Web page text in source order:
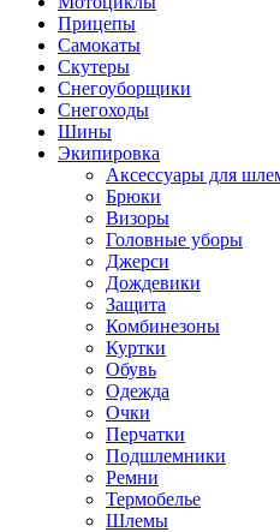
Прицепы
Самокаты
Скутеры
Снегоуборщики
Снегоходы
Шины
Экипировка
Аксессуары для
Брюки
Визоры
Головные уборы
Джерси
Дождевики
Защита
Комбинезоны
Куртки
Обувь
Одежда
Очки
Перчатки
Подшлемники
Ремни
Термобелье
Шлемы